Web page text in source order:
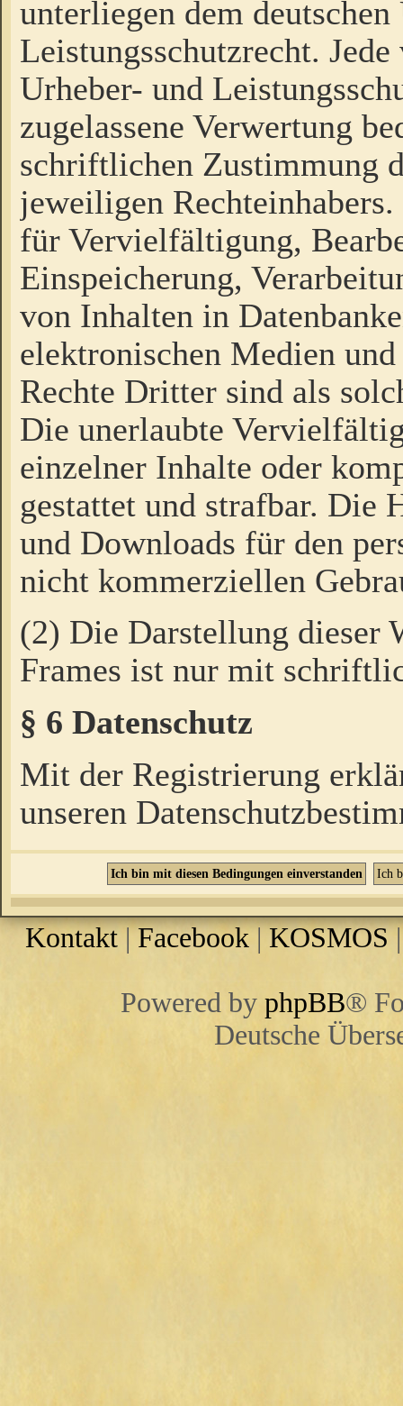
unterliegen dem
Leistungsschutzrecht.
Urheber- und
zugelassene Verwertung
schriftlichen Zustimmung
jeweiligen
für Vervielfältigung,
Einspeicherung,
von Inhalten in
elektronischen Medien
Rechte Dritter sind als
Die unerlaubte
einzelner Inhalte oder
gestattet und strafbar. Die
und Downloads für den
nicht kommerziellen
(2) Die Darstellung dieser
Frames ist nur mit
§ 6 Datenschutz
Mit der Registrierung
unseren
Kontakt |Facebook | KOSMOS
Powered by phpBB®
Deutsche